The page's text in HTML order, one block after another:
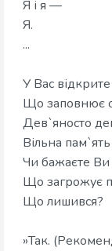
Я і я —
Я.
...
У Вас
Що заповнює
Дев`яносто
Вільна
Чи бажаєте
Що загрожує
Що лишився?
»Так.